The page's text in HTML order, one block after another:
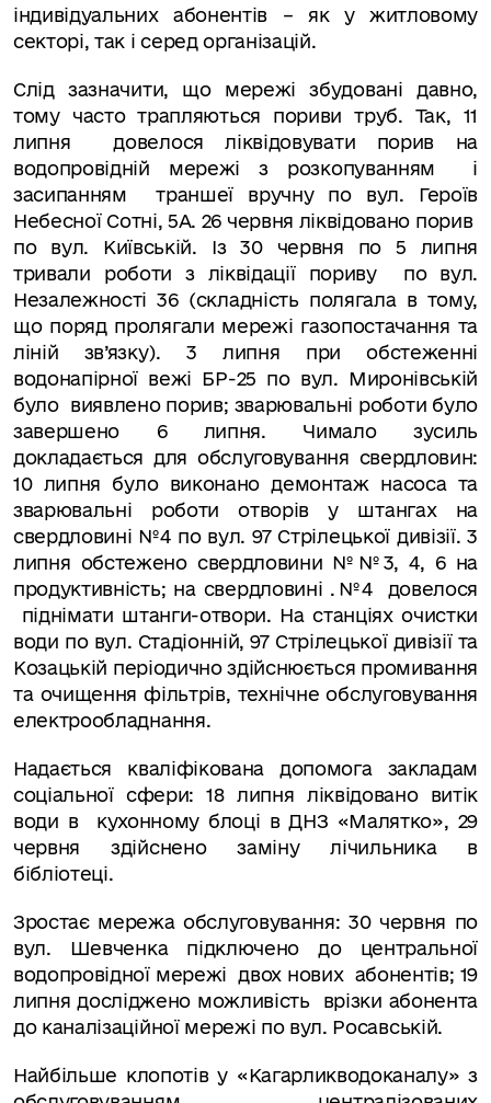
індивідуальних абонентів – як у житловому
секторі, так і серед організацій.
Слід зазначити, що мережі збудовані давно,
тому часто трапляються пориви труб. Так, 11
липня довелося ліквідовувати порив на
водопровідній мережі з розкопуванням і
засипанням траншеї вручну по вул. Героїв
Небесної Сотні, 5А. 26 червня ліквідовано порив
по вул. Київській. Із 30 червня по 5 липня
тривали роботи з ліквідації пориву по вул.
Незалежності 36 (складність полягала в тому,
що поряд пролягали мережі газопостачання та
ліній зв’язку). 3 липня при обстеженні
водонапірної вежі БР-25 по вул. Миронівській
було виявлено порив; зварювальні роботи було
завершено 6 липня. Чимало зусиль
докладається для обслуговування свердловин:
10 липня було виконано демонтаж насоса та
зварювальні роботи отворів у штангах на
свердловині №4 по вул. 97 Стрілецької дивізії. 3
липня обстежено свердловини №№3, 4, 6 на
продуктивність; на свердловині .№4 довелося
піднімати штанги-отвори. На станціях очистки
води по вул. Стадіонній, 97 Стрілецької дивізії та
Козацькій періодично здійснюється промивання
та очищення фільтрів, технічне обслуговування
електрообладнання.
Надається кваліфікована допомога закладам
соціальної сфери: 18 липня ліквідовано витік
води в кухонному блоці в ДНЗ «Малятко», 29
червня здійснено заміну лічильника в
бібліотеці.
Зростає мережа обслуговування: 30 червня по
вул. Шевченка підключено до центральної
водопровідної мережі двох нових абонентів; 19
липня досліджено можливість врізки абонента
до каналізаційної мережі по вул. Росавській.
Найбільше клопотів у «Кагарликводоканалу» з